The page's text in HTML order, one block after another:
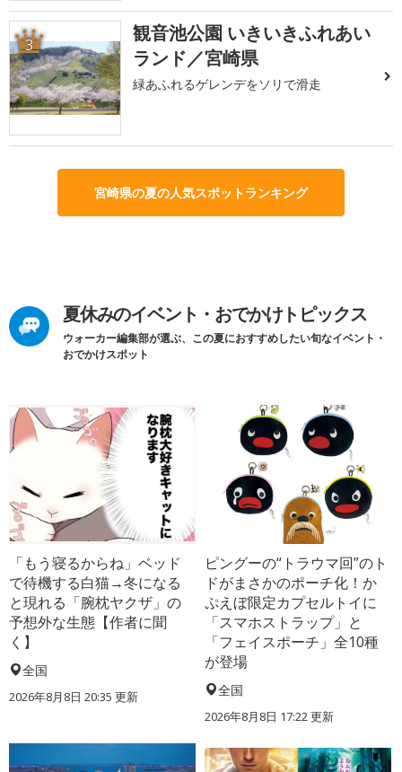
3
観音池公園 いきいきふれあい
ランド／宮崎県
緑あふれるゲレンデをソリで滑走
宮崎県の夏の人気スポットランキング
夏休みのイベント・おでかけトピックス
ウォーカー編集部が選ぶ、この夏におすすめしたい旬なイベント・
おでかけスポット
「もう寝るからね」ベッド
で待機する白猫→冬になる
と現れる「腕枕ヤクザ」の
予想外な生態【作者に聞
く】
全国
2026年8月8日 20:35 更新
ピングーの“トラウマ回”のト
ドがまさかのポーチ化！か
ぷえぼ限定カプセルトイに
「スマホストラップ」と
「フェイスポーチ」全10種
が登場
全国
2026年8月8日 17:22更新